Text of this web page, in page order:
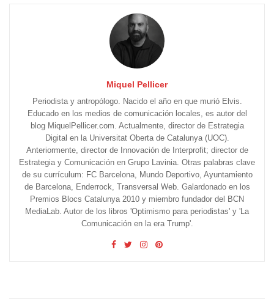
Miquel Pellicer
Periodista y antropólogo. Nacido el año en que murió Elvis.
Educado en los medios de comunicación locales, es autor del
blog MiquelPellicer.com. Actualmente, director de Estrategia
Digital en la Universitat Oberta de Catalunya (UOC).
Anteriormente, director de Innovación de Interprofit; director de
Estrategia y Comunicación en Grupo Lavinia. Otras palabras clave
de su currículum: FC Barcelona, Mundo Deportivo, Ayuntamiento
de Barcelona, Enderrock, Transversal Web. Galardonado en los
Premios Blocs Catalunya 2010 y miembro fundador del BCN
MediaLab. Autor de los libros 'Optimismo para periodistas' y 'La
Comunicación en la era Trump'.